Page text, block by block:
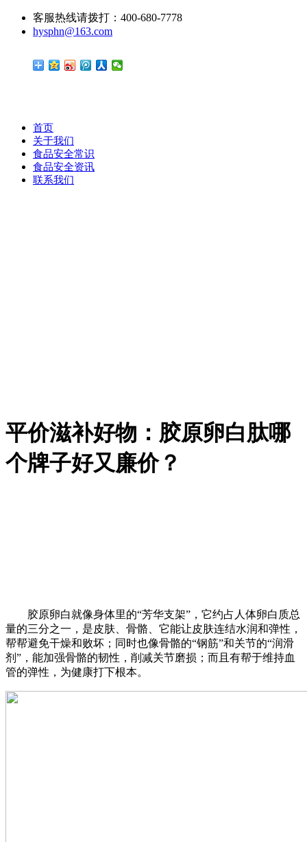
客服热线请拨打：400-680-7778
hysphn@163.com
首页
关于我们
食品安全常识
食品安全资讯
联系我们
平价滋补好物：胶原卵白肽哪
个牌子好又廉价？
胶原卵白就像身体里的“芳华支架”，它约占人体卵白质总
量的三分之一，是皮肤、骨骼、它能让皮肤连结水润和弹性，
帮帮避免干燥和败坏；同时也像骨骼的“钢筋”和关节的“润滑
剂”，能加强骨骼的韧性，削减关节磨损；而且有帮于维持血
管的弹性，为健康打下根本。